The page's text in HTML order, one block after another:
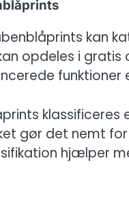
kan
opdeles i
funktioner
gør det nemt
hjælper